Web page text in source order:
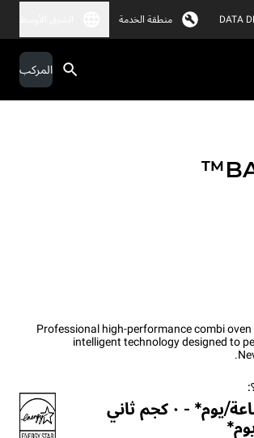
DATA منطقة الخدمة
المركب
Professional high-performance combi
intelligent technology designed to
١٩٫٣ كيلوواط ساعة/يوم* - ٠ كجم ثاني